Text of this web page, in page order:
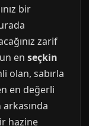
bir
zarif
en seçkin
olan, sabırla
en değerli
hazine